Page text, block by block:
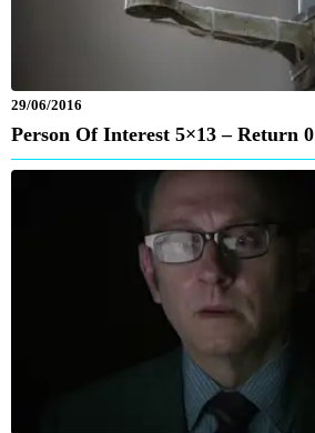
29/06/2016
Person Of Interest 5×13 – Return 0